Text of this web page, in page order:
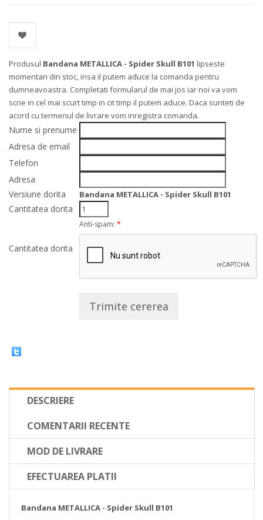
Produsul Bandana METALLICA - Spider Skull B101 lipseste
momentan din stoc, insa il putem aduce la comanda pentru
dumneavoastra. Completati formularul de mai jos iar noi va vom
scrie in cel mai scurt timp in cit timp il putem aduce. Daca sunteti de
acord cu termenul de livrare vom inregistra comanda.
Nume si prenume
Adresa de email
Telefon
Adresa
Versiune dorita
Bandana METALLICA - Spider Skull B101
Cantitatea dorita
Cantitatea dorita
Anti-spam: *
Trimite cererea
DESCRIERE
COMENTARII RECENTE
MOD DE LIVRARE
EFECTUAREA PLATII
Bandana METALLICA - Spider Skull B101